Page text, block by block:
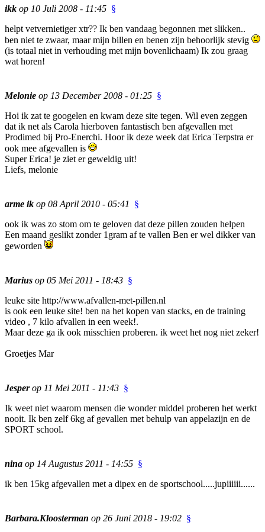
ikk op 10 Juli 2008 - 11:45 §
helpt vetvernietiger xtr?? Ik ben vandaag begonnen met slikken..
ben niet te zwaar, maar mijn billen en benen zijn behoorlijk stevig
(is totaal niet in verhouding met mijn bovenlichaam) Ik zou graag
wat horen!
Melonie op 13 December 2008 - 01:25 §
Hoi ik zat te googelen en kwam deze site tegen. Wil even zeggen
dat ik net als Carola hierboven fantastisch ben afgevallen met
Prodimed bij Pro-Enerchi. Hoor ik deze week dat Erica Terpstra er
ook mee afgevallen is
Super Erica! je ziet er geweldig uit!
Liefs, melonie
arme ik op 08 April 2010 - 05:41
§
ook ik was zo stom om te geloven dat deze pillen zouden helpen
Een maand geslikt zonder 1gram af te vallen Ben er wel dikker van
geworden
Marius op 05 Mei 2011 - 18:43 §
leuke site http://www.afvallen-met-pillen.nl
is ook een leuke site! ben na het kopen van stacks, en de training
video , 7 kilo afvallen in een week!.
Maar deze ga ik ook misschien proberen. ik weet het nog niet zeker!
Groetjes Mar
Jesperop 11 Mei 2011 - 11:43 §
Ik weet niet waarom mensen die wonder middel proberen het werkt
nooit. Ik ben zelf 6kg af gevallen met behulp van appelazijn en de
SPORT school.
nina op 14 Augustus 2011 - 14:55 §
ik ben 15kg afgevallen met a dipex en de sportschool.....jupiiiiii......
Barbara.Kloosterman op 26 Juni 2018 - 19:02 §